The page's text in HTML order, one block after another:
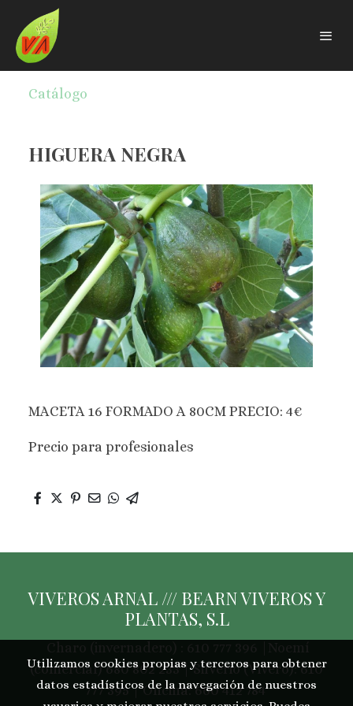
Catálogo
HIGUERA NEGRA
MACETA 16 FORMADO A 80CM PRECIO: 4€
Precio para profesionales
VIVEROS ARNAL /// BEARN VIVEROS Y
PLANTAS, S.L
(comercial) 680 802 233 | Silverio (Vivero): 610
777 395 | Oficina: 660 412 784
Utilizamos cookies propias y terceros para obtener
datos estadísticos de la navegación de nuestros